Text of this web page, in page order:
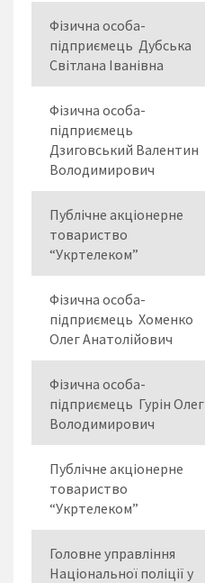
Фізична особа-
підприємець Дубська
Світлана Іванівна
Фізична особа-
підприємець
Дзиговський Валентин
Володимирович
Публічне акціонерне
товариство
“Укртелеком”
Фізична особа-
підприємець Хоменко
Олег Анатолійович
Фізична особа-
підприємець Гурін Олег
Володимирович
Публічне акціонерне
товариство
“Укртелеком”
Головне управління
Національної поліції у